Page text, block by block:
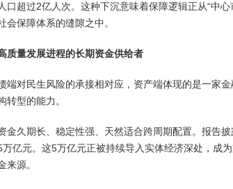
口超过2亿人次。这种下沉意味着保障逻辑正从“中心
会保障体系的缝隙之中。
质量发展进程的长期资金供给者
端对民生风险的承接相对应，资产端体现的是一家
转型的能力。
金久期长、稳定性强、天然适合跨周期配置。报告
亿元。这5万亿元正被持续导入实体经济深处，成
来源。